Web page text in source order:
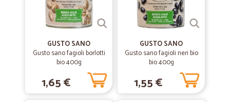
GUSTO SANO
Gusto sano fagioli borlotti
bio 400g
1,65 €
GUSTO SANO
Gusto sano fagioli neri bio
bio 400g
1,55 €